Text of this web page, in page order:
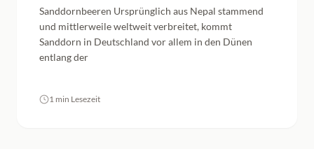
Sanddornbeeren Ursprünglich aus Nepal stammend
und mittlerweile weltweit verbreitet, kommt
Sanddorn in Deutschland vor allem in den Dünen
entlang der
1 min Lesezeit